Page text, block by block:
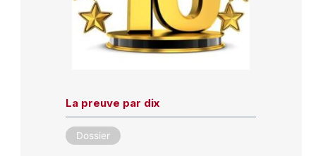
La preuve par dix
Dossier